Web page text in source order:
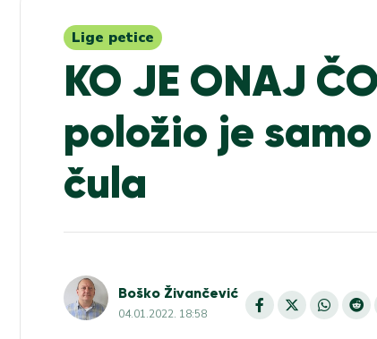
Lige petice
KO JE ONAJ
položio je
čula
Boško Živančević
04.01.2022. 18:58